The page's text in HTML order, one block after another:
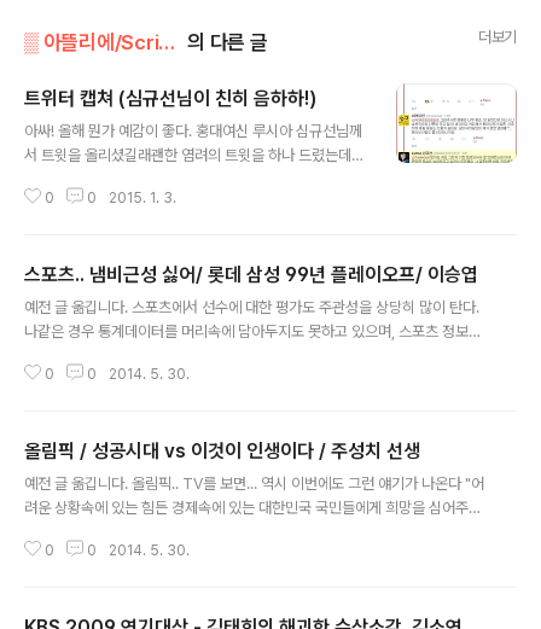
▒ 아뜰리에/Scribble, Scrap 의 다른 글 더보기
트위터 캡쳐 (심규선님이 친히 음하하!)
아싸! 올해 뭔가 예감이 좋다. 홍대여신 루시아 심규선님께
서 트윗을 올리셨길래괜한 염려의 트윗을 하나 드렸는데친
한적은 여러차례 있지만 단독글을 적질 못했다.물론 마음
이 약한... 다른 뮤지션에 더 공을 들일수 밖에 없었다. 올해
는 심규선님 단독 포스팅을 하겠음! 음하하 영광의 기록 (트
윗이고.. 프라이빗한 것은 없으므로... 심규선님에게 폐끼치
0 0 2015. 1. 3.
스포츠.. 냄비근성 싫어/ 롯데 삼성 99년 플레이오프/ 이승엽
예전 글 옮깁니다. 스포츠에서 선수에 대한 평가도 주관성을 상당히 많이 탄다.
나같은 경우 통계데이터를 머리속에 담아두지도 못하고 있으며, 스포츠 정보에
선에서 죽음의 골 결정력을 보여주었던때가 있다. 아마도... 통계로 보더라도...
& 킥, 헤딩슛 등 머리로 발로, 본인이 만들어서 어시스트 받아서 등.... 기존의 골
결정력의 부재로 갑갑했던 사람들 속을 시원하게 풀어주었다. 그래서 내겐 최용
수가 골결정력 최고였던 모습이 남아있으며, 그 다음 월드컵 등에서 부진했더라
0 0 2014. 5. 30.
올림픽 / 성공시대 vs 이것이 인생이다 / 주성치 선생
예전 글 옮깁니다. 올림픽.. TV를 보면... 역시 이번에도 그런 얘기가 나온다 "어
려운 상황속에 있는 힘든 경제속에 있는 대한민국 국민들에게 희망을 심어주었
볼 필요도 분명 있다. 방송에서나 저런 얘기가 나올때... "아 그럼 그럼~" 이런
0 0 2014. 5. 30.